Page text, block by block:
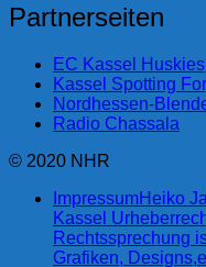
Partnerseiten
EC Kassel Huskies
Kassel Spotting
Nordhessen-
Radio Chassala
© 2020 NHR
ImpressumHeiko
Kassel
Rechtssprechung
Grafiken,